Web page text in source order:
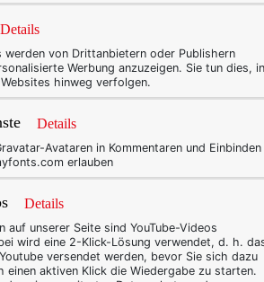
straff
ich
mehr
*
Die
Details
werden von Drittanbietern oder Publishern
Werbung anzuzeigen. Sie tun dies,
hinweg verfolgen.
Details
Avataren in Kommentaren und
erlauben
Details
auf unserer Seite sind YouTube-Videos
wird eine 2-Klick-Lösung verwendet, d. h.
versendet werden, bevor Sie sich dazu
einen aktiven Klick die Wiedergabe zu starten.